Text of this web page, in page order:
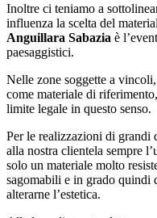
Inoltre ci teniamo a
influenza la scelta del
Anguillara Sabazia è
paesaggistici.
Nelle zone soggette a
come materiale di
limite legale in questo senso.
Per le realizzazioni di grandi
alla nostra clientela sempre
solo un materiale molto
sagomabili e in grado quindi
alterarne l’estetica.